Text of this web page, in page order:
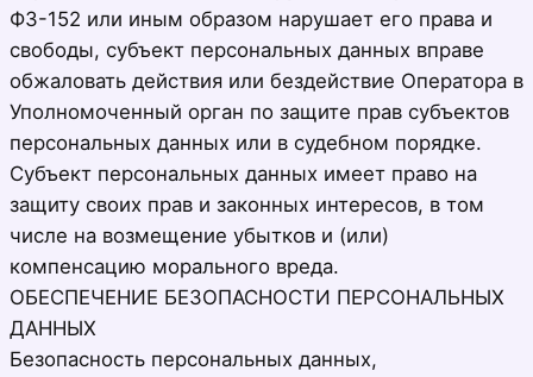
ФЗ-152 или иным образом нарушает его права и
свободы, субъект персональных данных вправе
обжаловать действия или бездействие Оператора в
Уполномоченный орган по защите прав субъектов
персональных данных или в судебном порядке.
Субъект персональных данных имеет право на
защиту своих прав и законных интересов, в том
числе на возмещение убытков и (или)
компенсацию морального вреда.
ОБЕСПЕЧЕНИЕ БЕЗОПАСНОСТИ ПЕРСОНАЛЬНЫХ
ДАННЫХ
Безопасность персональных данных,